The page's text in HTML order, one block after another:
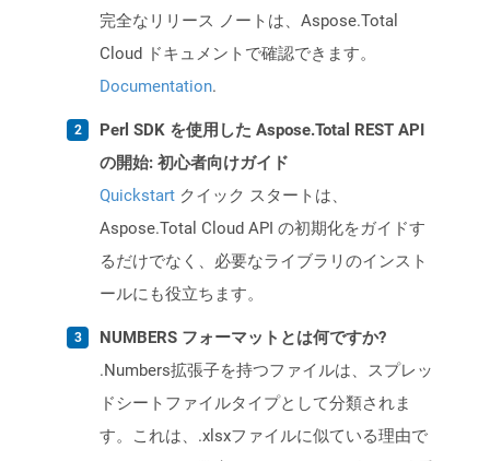
完全なリリース ノートは、Aspose.Total
Cloud ドキュメントで確認できます。
Documentation.
Perl SDK を使用した Aspose.Total REST API
の開始: 初心者向けガイド
Quickstart クイック スタートは、
Aspose.Total Cloud API の初期化をガイドす
るだけでなく、必要なライブラリのインスト
ールにも役立ちます。
NUMBERS フォーマットとは何ですか?
.Numbers拡張子を持つファイルは、スプレッ
ドシートファイルタイプとして分類されま
す。これは、.xlsxファイルに似ている理由で